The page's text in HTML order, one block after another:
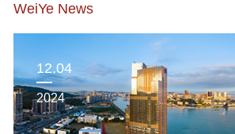
WeiYe News
11.25
2024